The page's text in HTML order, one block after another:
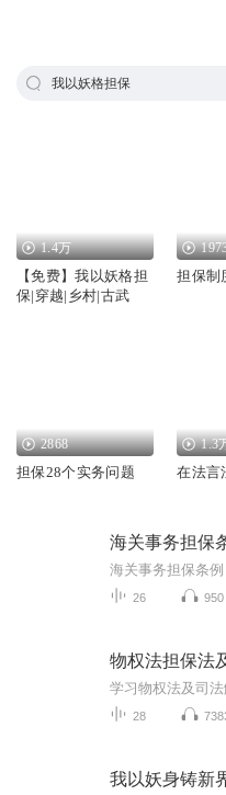
我以妖格担保
1.4万
【免费】我以妖格担
保|穿越|乡村|古武
担保制
2868
担保28个实务问题
1.3
在法
海关事务担保
海关事务担保条例
26 950
物权法担保法
学习物权法及司
28
我以妖身铸新